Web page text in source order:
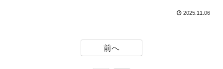
2025.11.06
前へ